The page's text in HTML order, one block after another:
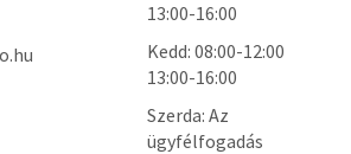
13:00-16:00
Kedd: 08:00-12:00
13:00-16:00
Szerda: Az
ügyfélfogadás